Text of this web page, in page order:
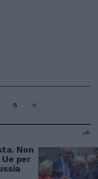
5
Non
per